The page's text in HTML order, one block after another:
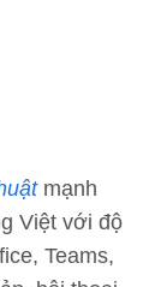
mạnh
Việt với độ
Teams,